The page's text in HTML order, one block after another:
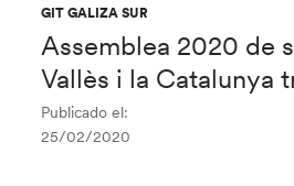
GIT GALIZA SUR
Assemblea 2020 de
Vallès i la Catalunya
Publicado el:
25/02/2020